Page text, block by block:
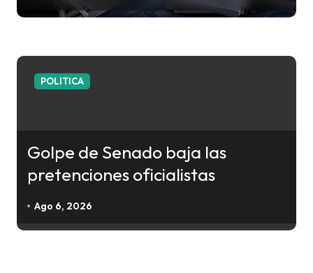
POLITICA
Golpe de Senado baja las
pretenciones oficialistas
Ago 6, 2026